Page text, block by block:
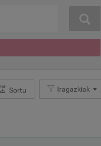
Bilatu
Iragazkiak
Sortu